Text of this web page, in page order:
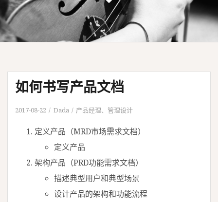
如何书写产品文档
2017-08-22 Dada 产品经理、 管理设计
定义产品（MRD市场需求文档）
定义产品
架构产品（PRD功能需求文档）
描述典型用户和典型场景
设计产品的架构和功能流程